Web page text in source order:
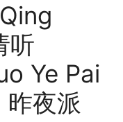
听
Ye Pai
夜派